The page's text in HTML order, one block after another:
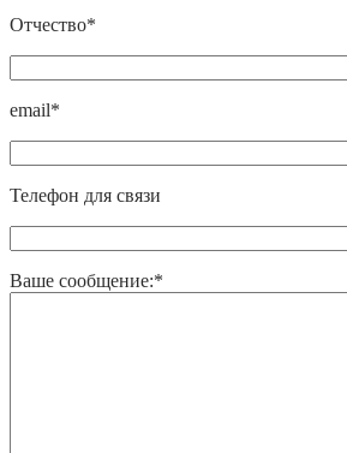
Отчество*
email*
Телефон для связи
Ваше сообщение:*